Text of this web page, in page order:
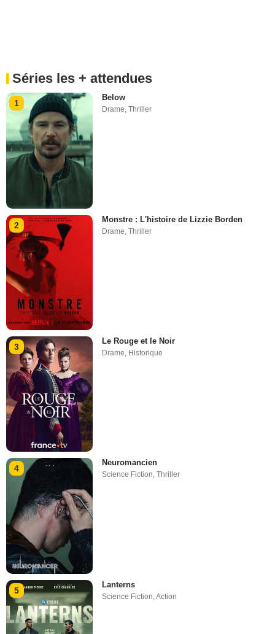
Séries les + attendues
1
Below
Drame,Thriller
2
Monstre : L'histoire de Lizzie Borden
Drame ,Thriller
3
Le Rouge et le Noir
Drame, Historique
4
Neuromancien
Science Fiction,Thriller
5
Lanterns
Science Fiction ,Action